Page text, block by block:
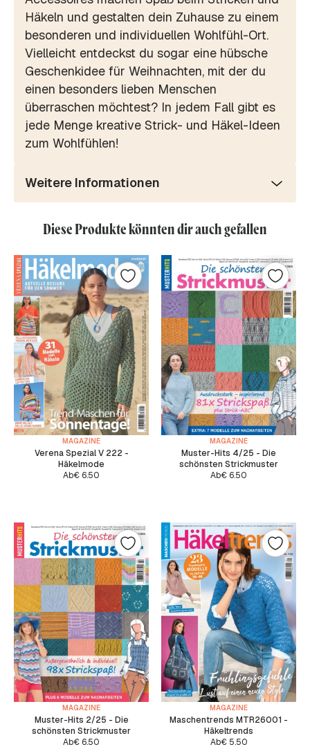
Häkeln und gestalten dein Zuhause zu einem
besonderen und individuellen Wohlfühl-Ort.
Vielleicht entdeckst du sogar eine hübsche
Geschenkidee für Weihnachten, mit der du
einen besonders lieben Menschen
überraschen möchtest? In jedem Fall gibt es
jede Menge kreative Strick- und Häkel-Ideen
zum Wohlfühlen!
Weitere Informationen
Diese Produkte könnten dir auch gefallen
MAGAZINE
Verena Spezial V 222 -
Häkelmode
Ab€ 6.50
MAGAZINE
Muster-Hits 4/25 - Die
schönsten Strickmuster
Ab€ 6.50
MAGAZINE
Muster-Hits 2/25 - Die
schönsten Strickmuster
Ab€ 6.50
MAGAZINE
Maschentrends MTR26001 -
Häkeltrends
Ab€5.50